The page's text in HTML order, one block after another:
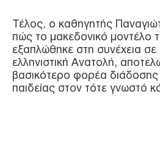
Τέλος, ο καθηγητής
πώς το μακεδονικό μοντέλο
εξαπλώθηκε στη συνέχεια
ελληνιστική Ανατολή,
βασικότερο φορέα διάδοσης
παιδείας στον τότε γνωστό